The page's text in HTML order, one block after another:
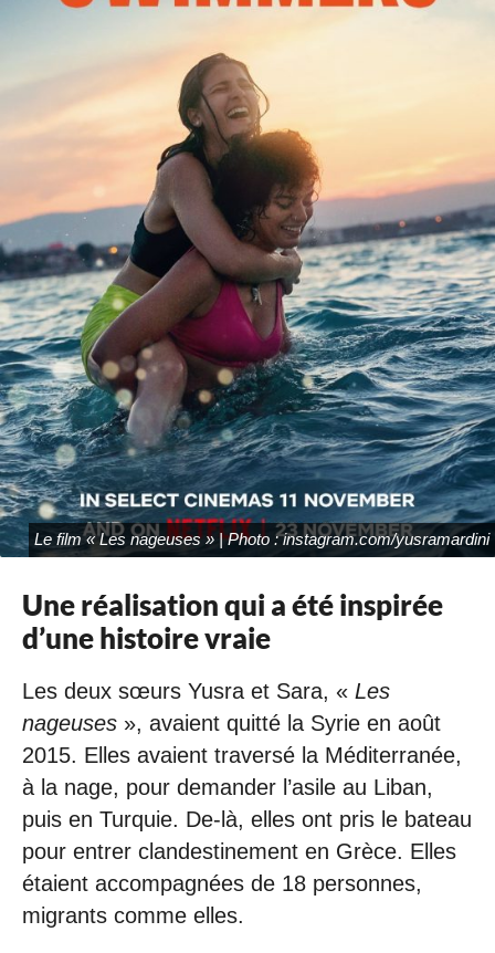
Le film « Les nageuses » | Photo : instagram.com/yusramardini
Une réalisation qui a été inspirée
d’une histoire vraie
Les deux sœurs Yusra et Sara, « Les
nageuses », avaient quitté la Syrie en août
2015. Elles avaient traversé la Méditerranée,
à la nage, pour demander l’asile au Liban,
puis en Turquie. De-là, elles ont pris le bateau
pour entrer clandestinement en Grèce. Elles
étaient accompagnées de 18 personnes,
migrants comme elles.